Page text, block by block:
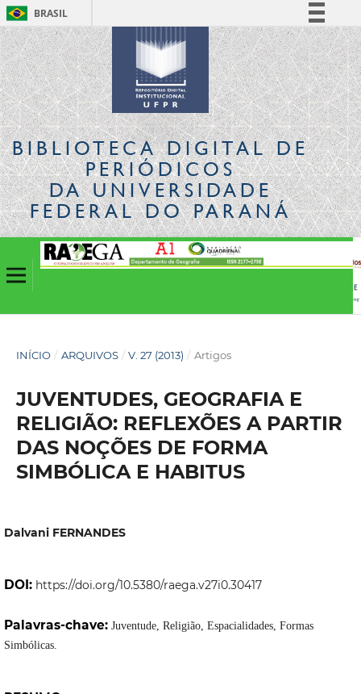
BRASIL
Simplifique!
Comunica BR
Participe
Acesso à informação
Legislação
Canais
BIBLIOTECA DIGITALDE
PERIÓDICOS
DA UNIVERSIDADE
FEDERAL DO PARANÁ
INÍCIO / ARQUIVOS / V. 27 (2013) / Artigos
JUVENTUDES, GEOGRAFIA E
RELIGIÃO: REFLEXÕES A PARTIR
DAS NOÇÕES DE FORMA
SIMBÓLICA E HABITUS
Dalvani FERNANDES
DOI: https://doi.org/10.5380/raega.v27i0.30417
Palavras-chave: Juventude, Religião, Espacialidades, Formas
Simbólicas.